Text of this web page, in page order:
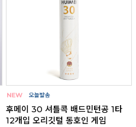
후메이 30 셔틀콕 배드민턴공 1타
12개입 오리깃털 동호인 게임